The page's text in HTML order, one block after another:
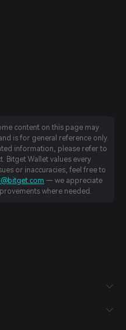
content on this page may
is for general reference only.
information, please refer to
Bitget Wallet values every
or inaccuracies, feel free to
— we appreciate
where needed.